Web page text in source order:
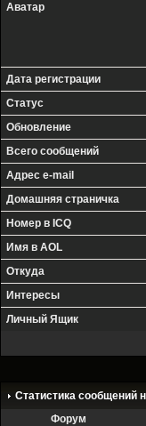
Аватар
Дата регистрации
Статус
Обновление
Всего сообщений
Адрес e-mail
Домашняя страничка
Номер в ICQ
Имя в AOL
Откуда
Интересы
Личный Ящик
Статистика сообщений
Форум